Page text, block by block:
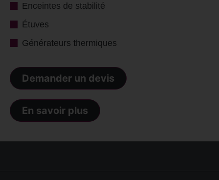
Enceintes de stabilité
Étuves
Générateurs thermiques
Demander un devis
En savoir plus